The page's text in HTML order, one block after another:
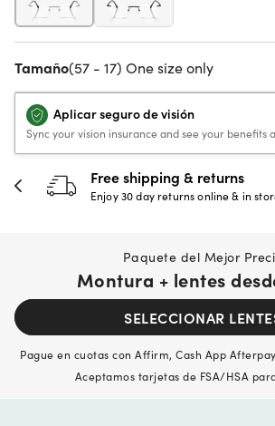
Tamaño(57 - 17) One size only
Aplicar seguro de visión
Sync your vision insurance and see your benefits
30-day happiness
Full refund or
Paquete del Mejor
Montura + lentes
SELECCIONAR
Pague en cuotas con Affirm, Cash App
Aceptamos tarjetas de FSA/HSA